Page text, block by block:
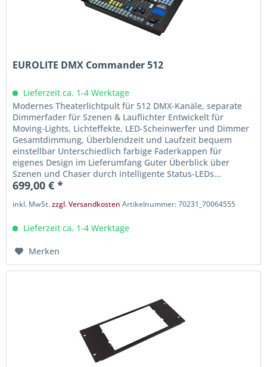
EUROLITE DMX Commander 512
Lieferzeit ca. 1-4 Werktage
Modernes Theaterlichtpult für 512 DMX-Kanäle, separate
Dimmerfader für Szenen & Lauflichter Entwickelt für
Moving-Lights, Lichteffekte, LED-Scheinwerfer und Dimmer
Gesamtdimmung, Überblendzeit und Laufzeit bequem
einstellbar Unterschiedlich farbige Faderkappen für
eigenes Design im Lieferumfang Guter Überblick über
Szenen und Chaser durch intelligente Status-LEDs...
699,00 € *
inkl. MwSt.zzgl. Versandkosten Artikelnummer: 70231_70064555
Lieferzeit ca. 1-4 Werktage
Merken